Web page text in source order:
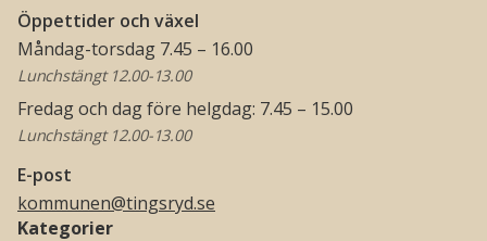
Öppettider och växel
Måndag-torsdag 7.45 – 16.00
Lunchstängt 12.00-13.00
Fredag och dag före helgdag: 7.45 – 15.00
Lunchstängt 12.00-13.00
E-post
kommunen@tingsryd.se
Kategorier